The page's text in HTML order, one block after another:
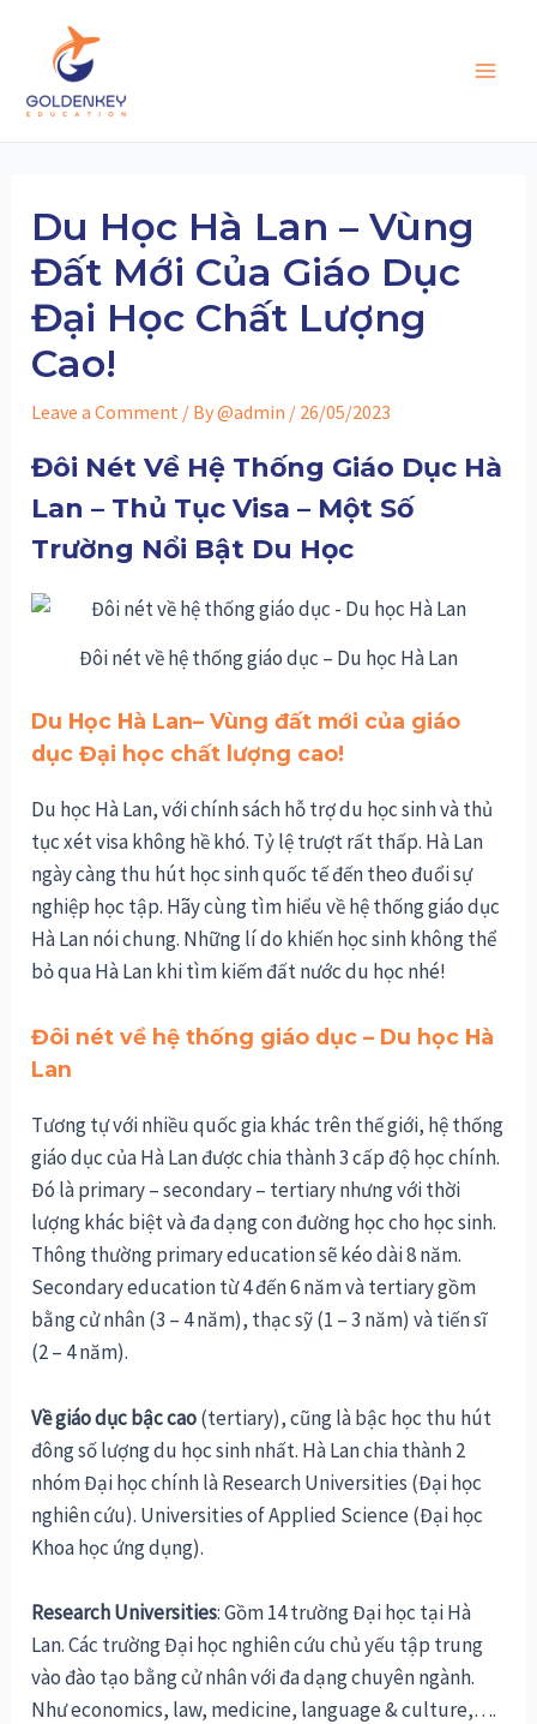
content
Du Học Hà Lan – Vùng
Đất Mới Của Giáo Dục
Đại Học Chất Lượng
Cao!
Leave a Comment / By@admin / 26/05/2023
Đôi Nét Về Hệ Thống Giáo Dục Hà
Lan – Thủ Tục Visa – Một Số
Trường Nổi Bật Du Học
Đôi nét về hệ thống giáo dục – Du học Hà Lan
Du Học Hà Lan– Vùng đất mới của giáo
dục Đại học chất lượng cao!
Du học Hà Lan, với chính sách hỗ trợ du học sinh và thủ
tục xét visa không hề khó. Tỷ lệ trượt rất thấp. Hà Lan
ngày càng thu hút học sinh quốc tế đến theo đuổi sự
nghiệp học tập. Hãy cùng tìm hiểu về hệ thống giáo dục
Hà Lan nói chung. Những lí do khiến học sinh không thể
bỏ qua Hà Lan khi tìm kiếm đất nước du học nhé!
Đôi nét về hệ thống giáo dục – Du học Hà
Lan
Tương tự với nhiều quốc gia khác trên thế giới, hệ thống
giáo dục của Hà Lan được chia thành 3 cấp độ học chính.
Đó làprimary – secondary – tertiarynhưng với thời
lượng khác biệt và đa dạng con đường học cho học sinh.
Thông thường primary education sẽ kéo dài 8 năm.
Secondary education từ 4 đến 6 năm và tertiary gồm
bằng cử nhân (3 – 4 năm), thạc sỹ (1 – 3 năm) và tiến sĩ
(2 – 4 năm).
Về giáo dục bậc cao(tertiary), cũng là bậc học thu hút
đông số lượng du học sinh nhất. Hà Lan chia thành 2
nhóm Đại học chính là Research Universities (Đại học
nghiên cứu). Universities of Applied Science (Đại học
Khoa học ứng dụng).
Research Universities: Gồm 14 trường Đại học tại Hà
Lan. Các trường Đại học nghiên cứu chủ yếu tập trung
vào đào tạo bằng cử nhân với đa dạng chuyên ngành.
Như economics, law, medicine, language & culture,….